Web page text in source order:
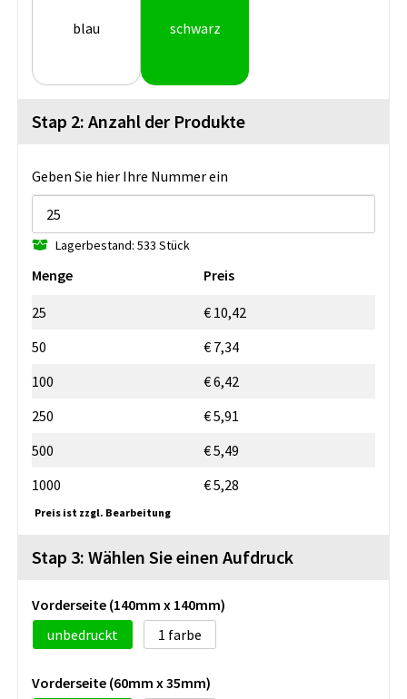
blau schwarz
Stap 2: Anzahl der Produkte
Geben Sie hier Ihre Nummer ein
Lagerbestand: 533 Stück
Menge Preis
25
€ 10,42
50
€ 7,34
100
€ 6,42
250
€ 5,91
500
€ 5,49
1000
€ 5,28
Preis ist zzgl. Bearbeitung
Stap 3: Wählen Sie einen Aufdruck
Vorderseite (140mm x 140mm)
unbedruckt
1
Vorderseite (60mm x 35mm)